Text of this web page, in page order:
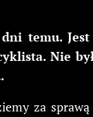
dni temu.
Nie
za